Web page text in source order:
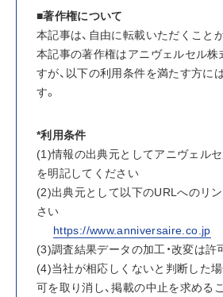
■著作権について
本記事は、自由に転載いただくこと
本記事の著作権はアニヴェルセル株
すが、以下の利用条件を満たす方に
す。
*利用条件
(1)情報の出典元としてアニヴェル
を明記してください
(2)出典元として以下のURLへのリ
さい
https://www.anniversaire.co.jp
(3)調査結果データの加工・改変は許
(4)当社が相応しくないと判断した
可を取り消し、掲載の中止を求める